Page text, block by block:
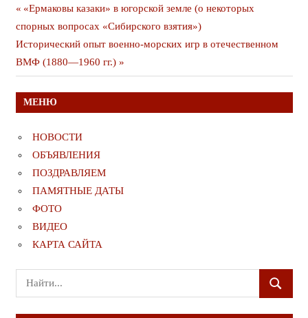
Навигация
по
записям
Предыдущая
публикация
«Ермаковы казаки» в югорской земле (о некоторых
спорных вопросах «Сибирского взятия»)
Следующая
публикация
Исторический опыт военно-морских игр в отечественном
ВМФ (1880—1960 гг.)
МЕНЮ
НОВОСТИ
ОБЪЯВЛЕНИЯ
ПОЗДРАВЛЯЕМ
ПАМЯТНЫЕ ДАТЫ
ФОТО
ВИДЕО
КАРТА САЙТА
Поиск
для:
ПОИСК